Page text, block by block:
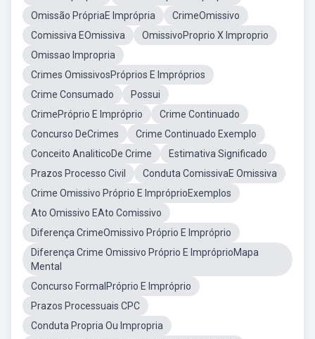
Omissão PrópriaE Imprópria
CrimeOmissivo
Comissiva EOmissiva
OmissivoProprio X Improprio
Omissao Impropria
Crimes OmissivosPróprios E Impróprios
Crime Consumado
Possui
CrimePróprio E Impróprio
Crime Continuado
Concurso DeCrimes
Crime Continuado Exemplo
Conceito AnaliticoDe Crime
Estimativa Significado
Prazos Processo Civil
Conduta ComissivaE Omissiva
Crime Omissivo Próprio E ImpróprioExemplos
Ato Omissivo EAto Comissivo
Diferença CrimeOmissivo Próprio E Impróprio
Diferença Crime Omissivo Próprio E ImpróprioMapa
Mental
Concurso FormalPróprio E Impróprio
Prazos Processuais CPC
Conduta Propria Ou Impropria